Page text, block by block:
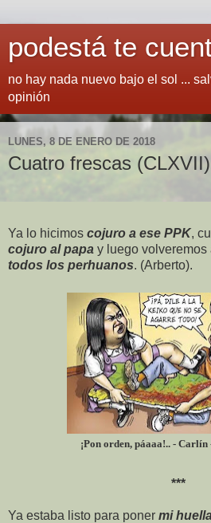
podestá te
no hay nada nuevo bajo el sol ...
opinión
LUNES, 8 DE ENERO DE 2018
Cuatro frescas (CLXVII)
Ya lo hicimos cojuro a ese PPK,
cojuro al papa y luego volveremos
todos los perhuanos. (Arberto).
¡Pon orden, páaaa!.. -
***
Ya estaba listo para poner mi